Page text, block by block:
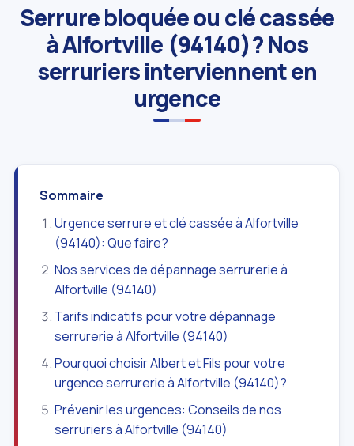
Serrure bloquée ou clé cassée
à Alfortville (94140)? Nos
serruriers interviennent en
urgence
Sommaire
Urgence serrure et clé cassée à Alfortville
(94140): Que faire?
Nos services de dépannage serrurerie à
Alfortville (94140)
Tarifs indicatifs pour votre dépannage
serrurerie à Alfortville (94140)
Pourquoi choisir Albert et Fils pour votre
urgence serrurerie à Alfortville (94140)?
Prévenir les urgences: Conseils de nos
serruriers à Alfortville (94140)